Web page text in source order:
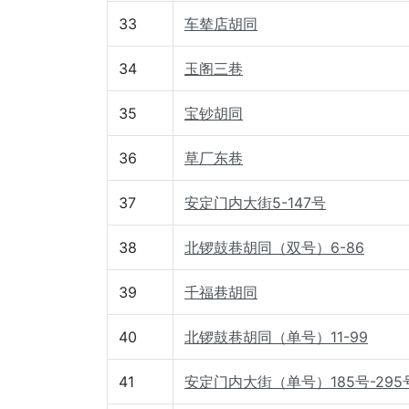
33 车辇店胡同
34 玉阁三巷
35 宝钞胡同
36 草厂东巷
37 安定门内大街5-147号
38 北锣鼓巷胡同（双号）6-86
39 千福巷胡同
40 北锣鼓巷胡同（单号）11-99
41 安定门内大街（单号）185号-295